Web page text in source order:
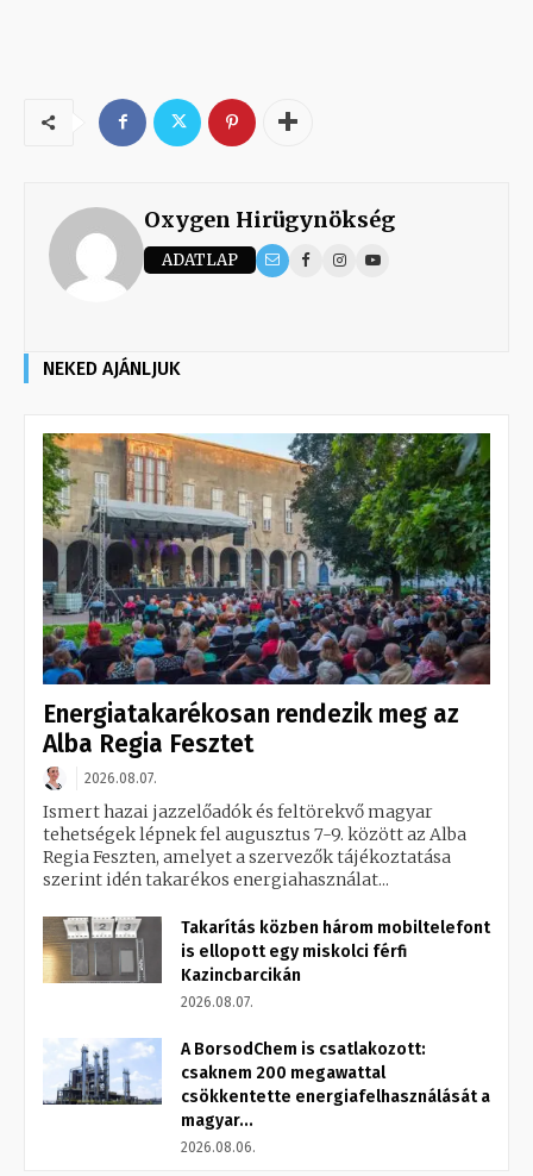
Oxygen Hirügynökség
ADATLAP
NEKED AJÁNLJUK
Energiatakarékosan rendezik meg az
Alba Regia Fesztet
2026.08.07.
Ismert hazai jazzelőadók és feltörekvő magyar
tehetségek lépnek fel augusztus 7-9. között az Alba
Regia Feszten, amelyet a szervezők tájékoztatása
szerint idén takarékos energiahasználat...
Takarítás közben három mobiltelefont
is ellopott egy miskolci férfi
Kazincbarcikán
2026.08.07.
A BorsodChem is csatlakozott:
csaknem 200 megawattal
csökkentette energiafelhasználását a
magyar...
2026.08.06.